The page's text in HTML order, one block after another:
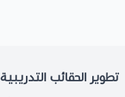
تطوير الحقائب التدريبية